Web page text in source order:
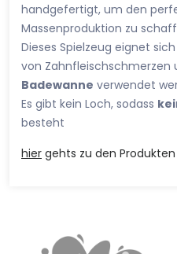
handgefertigt, um den
Massenproduktion zu
Dieses Spielzeug eignet
von Zahnfleischschmerzen
Badewanne verwendet
Es gibt kein Loch, sodass
besteht
hier gehts zu den Produkten